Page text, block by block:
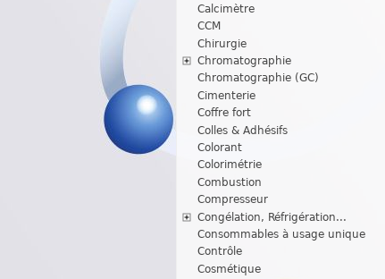
Calcimètre
CCM
Chirurgie
Chromatographie
Chromatographie (GC)
Cimenterie
Coffre fort
Colles & Adhésifs
Colorant
Colorimétrie
Combustion
Compresseur
Congélation, Réfrigération...
Consommables à usage unique
Contrôle
Cosmétique